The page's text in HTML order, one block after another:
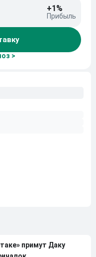
+1%
Прибыль
>
примут Даку